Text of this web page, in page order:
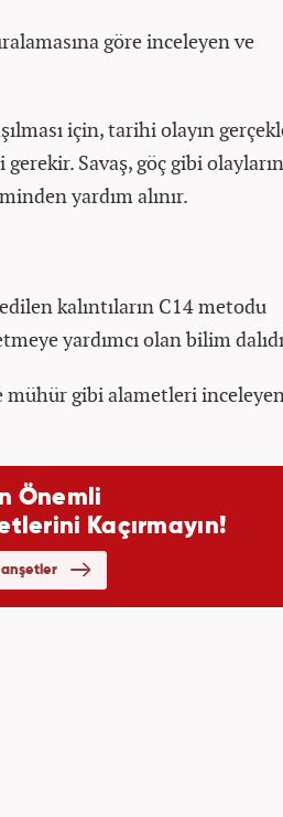
göre inceleyen ve
için, tarihi olayın
Savaş, göç gibi
yardım alınır.
kalıntıların C14 metodu
yardımcı olan bilim
mühür gibi alametleri